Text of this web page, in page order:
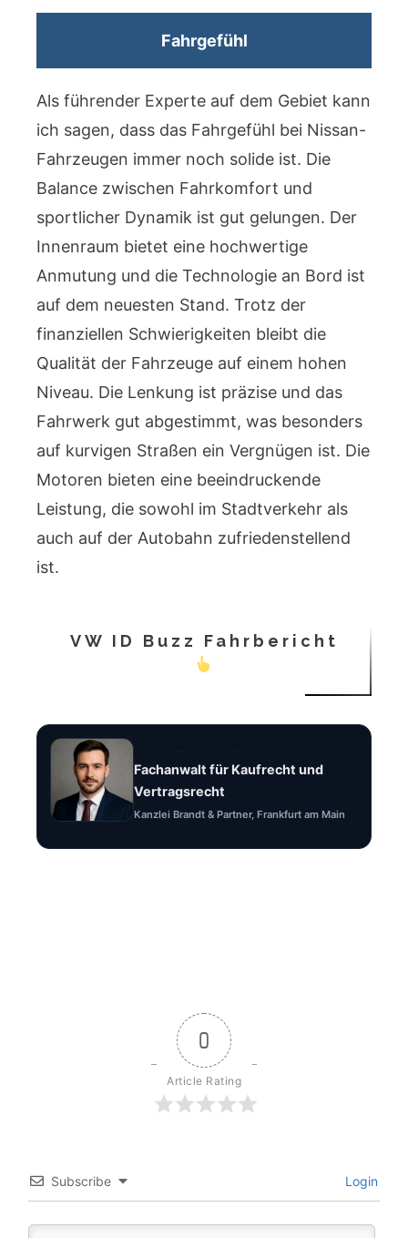
Fahrgefühl
Als führender Experte auf dem Gebiet kann
ich sagen, dass das Fahrgefühl bei Nissan-
Fahrzeugen immer noch solide ist. Die
Balance zwischen Fahrkomfort und
sportlicher Dynamik ist gut gelungen. Der
Innenraum bietet eine hochwertige
Anmutung und die Technologie an Bord ist
auf dem neuesten Stand. Trotz der
finanziellen Schwierigkeiten bleibt die
Qualität der Fahrzeuge auf einem hohen
Niveau. Die Lenkung ist präzise und das
Fahrwerk gut abgestimmt, was besonders
auf kurvigen Straßen ein Vergnügen ist. Die
Motoren bieten eine beeindruckende
Leistung, die sowohl im Stadtverkehr als
auch auf der Autobahn zufriedenstellend
ist.
VW ID Buzz Fahrbericht
Fachanwalt für Kaufrecht und
Vertragsrecht
Kanzlei Brandt & Partner, Frankfurt am Main
0
Article Rating
Subscribe Login